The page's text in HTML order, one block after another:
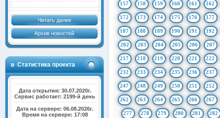
Читать далее
Архив новостей
Статистика проекта
Дата открытия: 30.07.2020г.
Сервис работает: 2199-й день
Дата на сервере: 06.08.2026г.
Время на сервере: 17:08
157 158 159 160 161 162
172 173 174 175 176 177
187 188 189 190 191 192
202 203 204 205 206 207
217 218 219 220 221 222
232 233 234 235 236 237
247 248 249 250 251 252
262 263 264 265 266 267
277 278 279 280 281 282